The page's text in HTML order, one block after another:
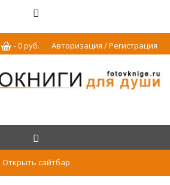
Авторизация / Регистрация
-0руб.
Открыть сайтбар